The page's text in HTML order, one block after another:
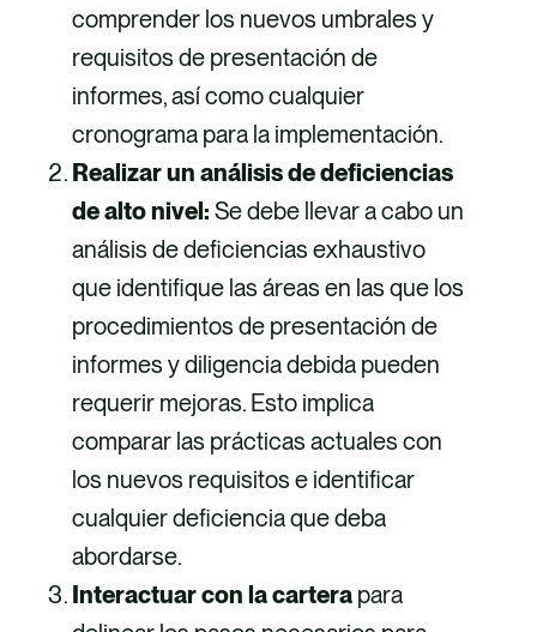
comprender los nuevos umbrales y
requisitos de presentación de
informes, así como cualquier
cronograma para la implementación.
Realizar un análisis de deficiencias
de alto nivel: Se debe llevar a cabo un
análisis de deficiencias exhaustivo
que identifique las áreas en las que los
procedimientos de presentación de
informes y diligencia debida pueden
requerir mejoras. Esto implica
comparar las prácticas actuales con
los nuevos requisitos e identificar
cualquier deficiencia que deba
abordarse.
Interactuar con la cartera para